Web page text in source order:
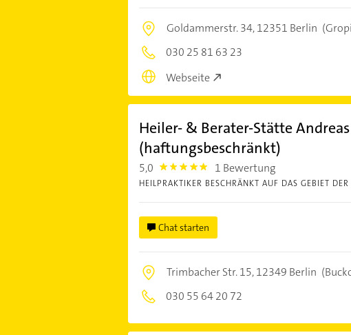
Goldammerstr. 34,12351 Berlin
030 25 81 63 23
Webseite
Heiler- & Berater-Stätte
(haftungsbeschränkt)
5,0 5.0 1 Bewertung
HEILPRAKTIKER BESCHRÄNKT AUF DAS GEBIET DER
Chat starten
Trimbacher Str. 15,12349 Berlin
030 55 64 20 72